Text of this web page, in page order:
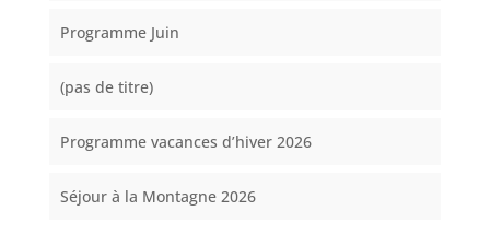
Programme Juin
(pas de titre)
Programme vacances d’hiver 2026
Séjour à la Montagne 2026